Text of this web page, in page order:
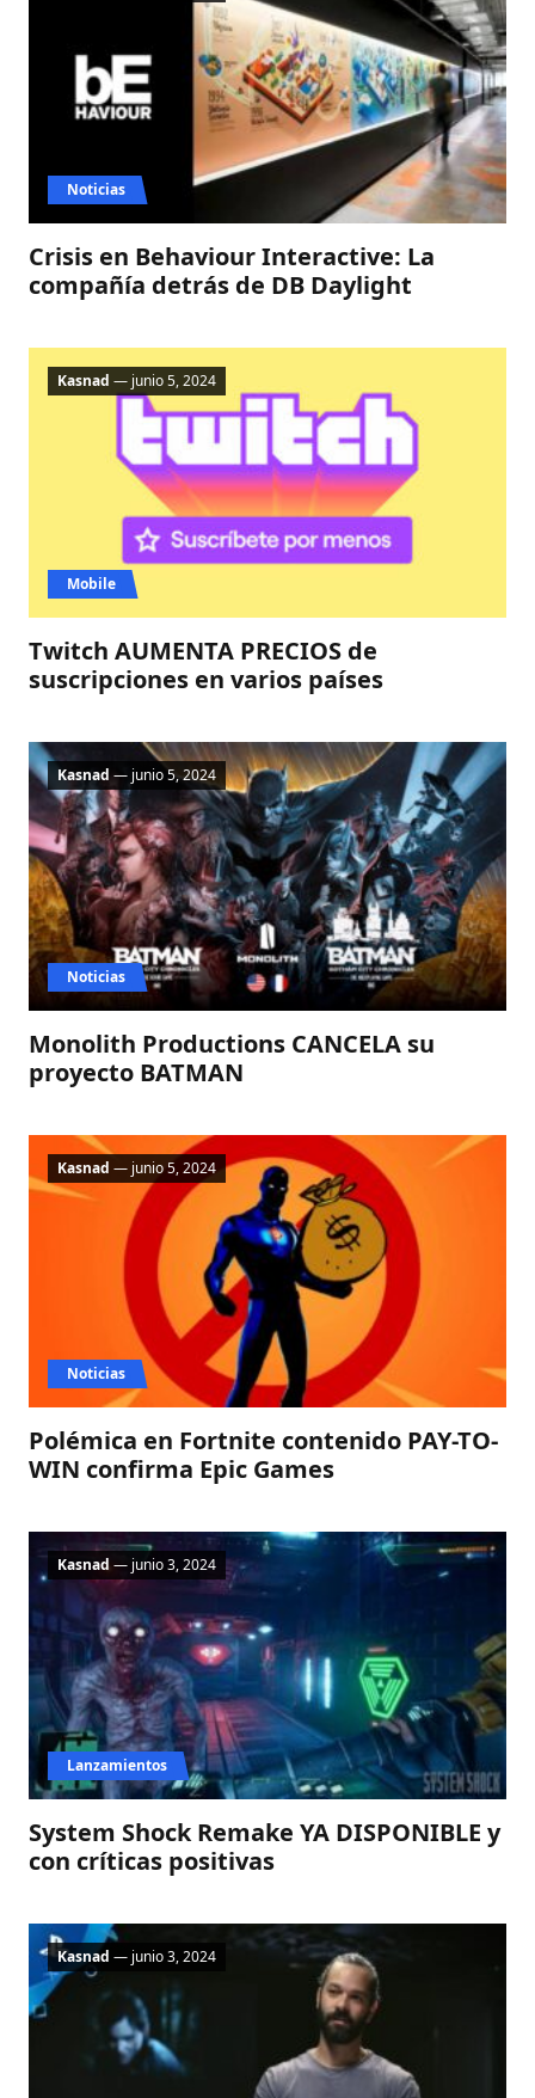
Crisis en Behaviour Interactive: La
compañía detrás de DB Daylight
Noticias
Twitch AUMENTA PRECIOS de
suscripciones en varios países
Mobile
Kasnad — junio 5, 2024
Monolith Productions CANCELA su
proyecto BATMAN
Noticias
Kasnad— junio 5, 2024
Polémica en Fortnite contenido PAY-TO-
WIN confirma Epic Games​
Noticias
Kasnad — junio 5, 2024
System Shock Remake YA DISPONIBLE y
con críticas positivas​
Lanzamientos
Kasnad— junio 3, 2024
Kasnad — junio 3, 2024